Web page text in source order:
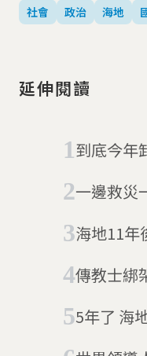
社會 政治 海地
延伸閱讀
到底今年
一邊救災
海地11年
傳教士綁
5年了 海